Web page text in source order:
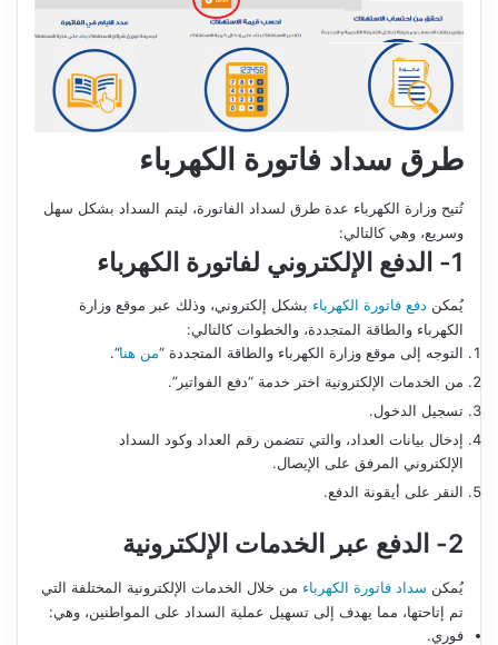
طرق سداد فاتورة الكهرباء
تُتيح وزارة الكهرباء عدة طرق لسداد الفاتورة، ليتم السداد بشكل سهل
وسريع، وهي كالتالي:
1- الدفع الإلكتروني لفاتورة الكهرباء
يُمكن دفع فاتورة الكهرباء بشكل إلكتروني، وذلك عبر موقع وزارة
الكهرباء والطاقة المتجددة، والخطوات كالتالي:
التوجه إلى موقع وزارة الكهرباء والطاقة المتجددة “من هنا“.
من الخدمات الإلكترونية اختر خدمة “دفع الفواتير”.
تسجيل الدخول.
إدخال بيانات العداد، والتي تتضمن رقم العداد وكود السداد
الإلكتروني المرفق على الإيصال.
النقر على أيقونة الدفع.
2- الدفع عبر الخدمات الإلكترونية
يُمكن سداد فاتورة الكهرباء من خلال الخدمات الإلكترونية المختلفة التي
تم إتاحتها، مما يهدف إلى تسهيل عملية السداد على المواطنين، وهي:
فوري.